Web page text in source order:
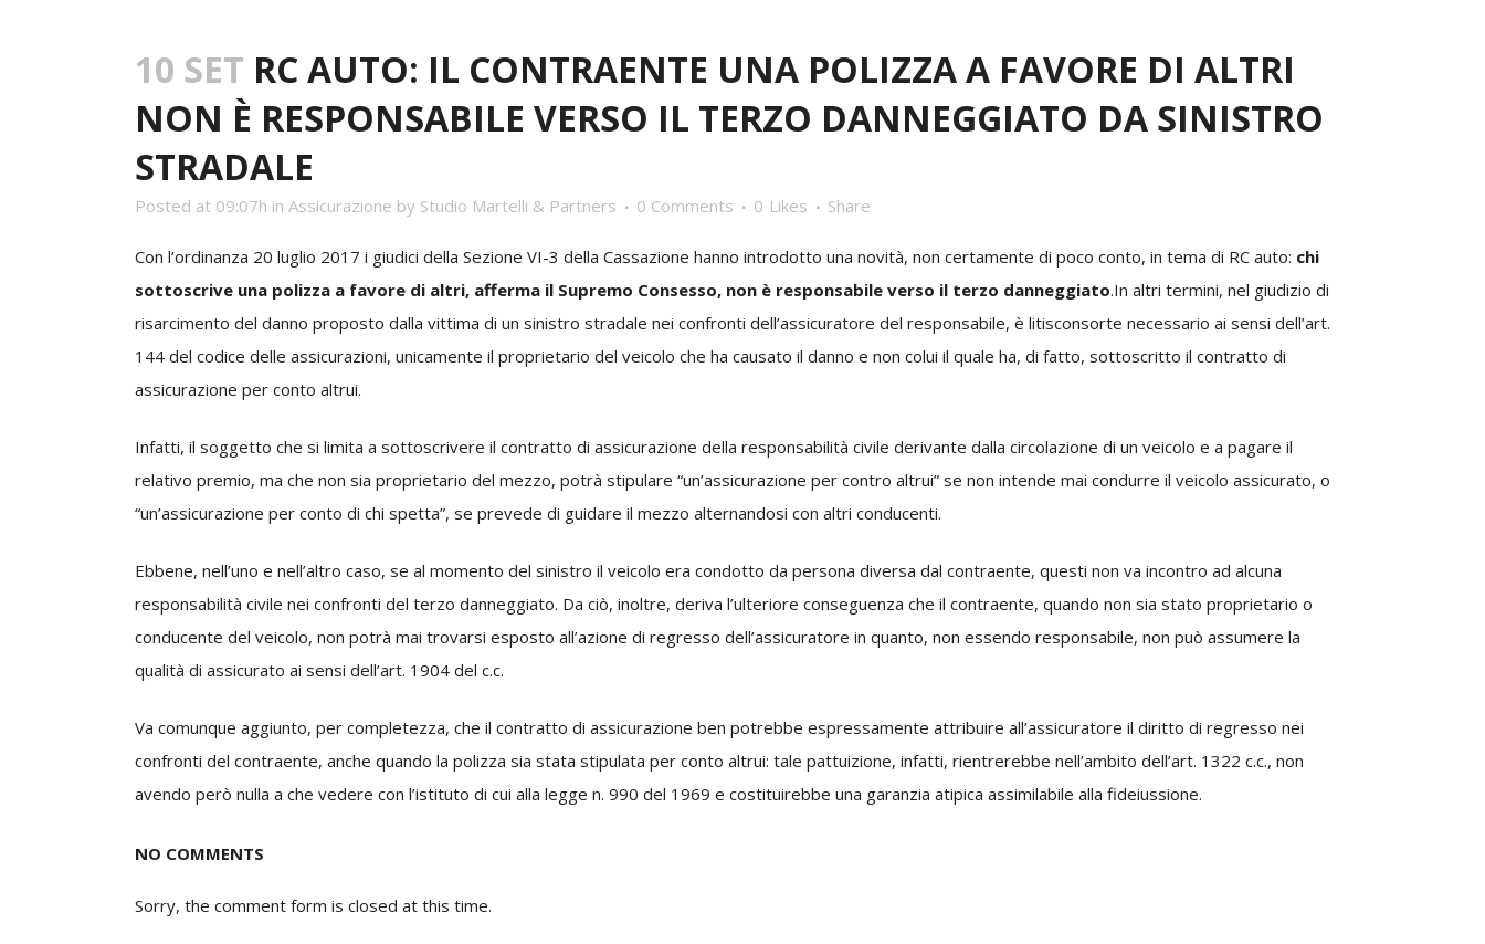
10 SET RC AUTO: IL CONTRAENTE UNA POLIZZA A FAVORE DI ALTRI
NON È RESPONSABILE VERSO IL TERZO DANNEGGIATO DA SINISTRO
STRADALE
Posted at 09:07h in Assicurazione by Studio Martelli & Partners 0 Comments 0 Likes Share
Con l’ordinanza 20 luglio 2017 i giudici della Sezione VI-3 della Cassazione hanno introdotto una novità, non certamente di poco conto, in tema di RC auto: chi
sottoscrive una polizza a favore di altri, afferma il Supremo Consesso, non è responsabile verso il terzo danneggiato.In altri termini, nel giudizio di
risarcimento del danno proposto dalla vittima di un sinistro stradale nei confronti dell’assicuratore del responsabile, è litisconsorte necessario ai sensi dell’art.
144 del codice delle assicurazioni, unicamente il proprietario del veicolo che ha causato il danno e non colui il quale ha, di fatto, sottoscritto il contratto di
assicurazione per conto altrui.
Infatti, il soggetto che si limita a sottoscrivere il contratto di assicurazione della responsabilità civile derivante dalla circolazione di un veicolo e a pagare il
relativo premio, ma che non sia proprietario del mezzo, potrà stipulare “un’assicurazione per contro altrui” se non intende mai condurre il veicolo assicurato, o
“un’assicurazione per conto di chi spetta”, se prevede di guidare il mezzo alternandosi con altri conducenti.
Ebbene, nell’uno e nell’altro caso, se al momento del sinistro il veicolo era condotto da persona diversa dal contraente, questi non va incontro ad alcuna
responsabilità civile nei confronti del terzo danneggiato. Da ciò, inoltre, deriva l’ulteriore conseguenza che il contraente, quando non sia stato proprietario o
conducente del veicolo, non potrà mai trovarsi esposto all’azione di regresso dell’assicuratore in quanto, non essendo responsabile, non può assumere la
qualità di assicurato ai sensi dell’art. 1904 del c.c.
Va comunque aggiunto, per completezza, che il contratto di assicurazione ben potrebbe espressamente attribuire all’assicuratore il diritto di regresso nei
confronti del contraente, anche quando la polizza sia stata stipulata per conto altrui: tale pattuizione, infatti, rientrerebbe nell’ambito dell’art. 1322 c.c., non
avendo però nulla a che vedere con l’istituto di cui alla legge n. 990 del 1969 e costituirebbe una garanzia atipica assimilabile alla fideiussione.
NO COMMENTS
Sorry, the comment form is closed at this time.